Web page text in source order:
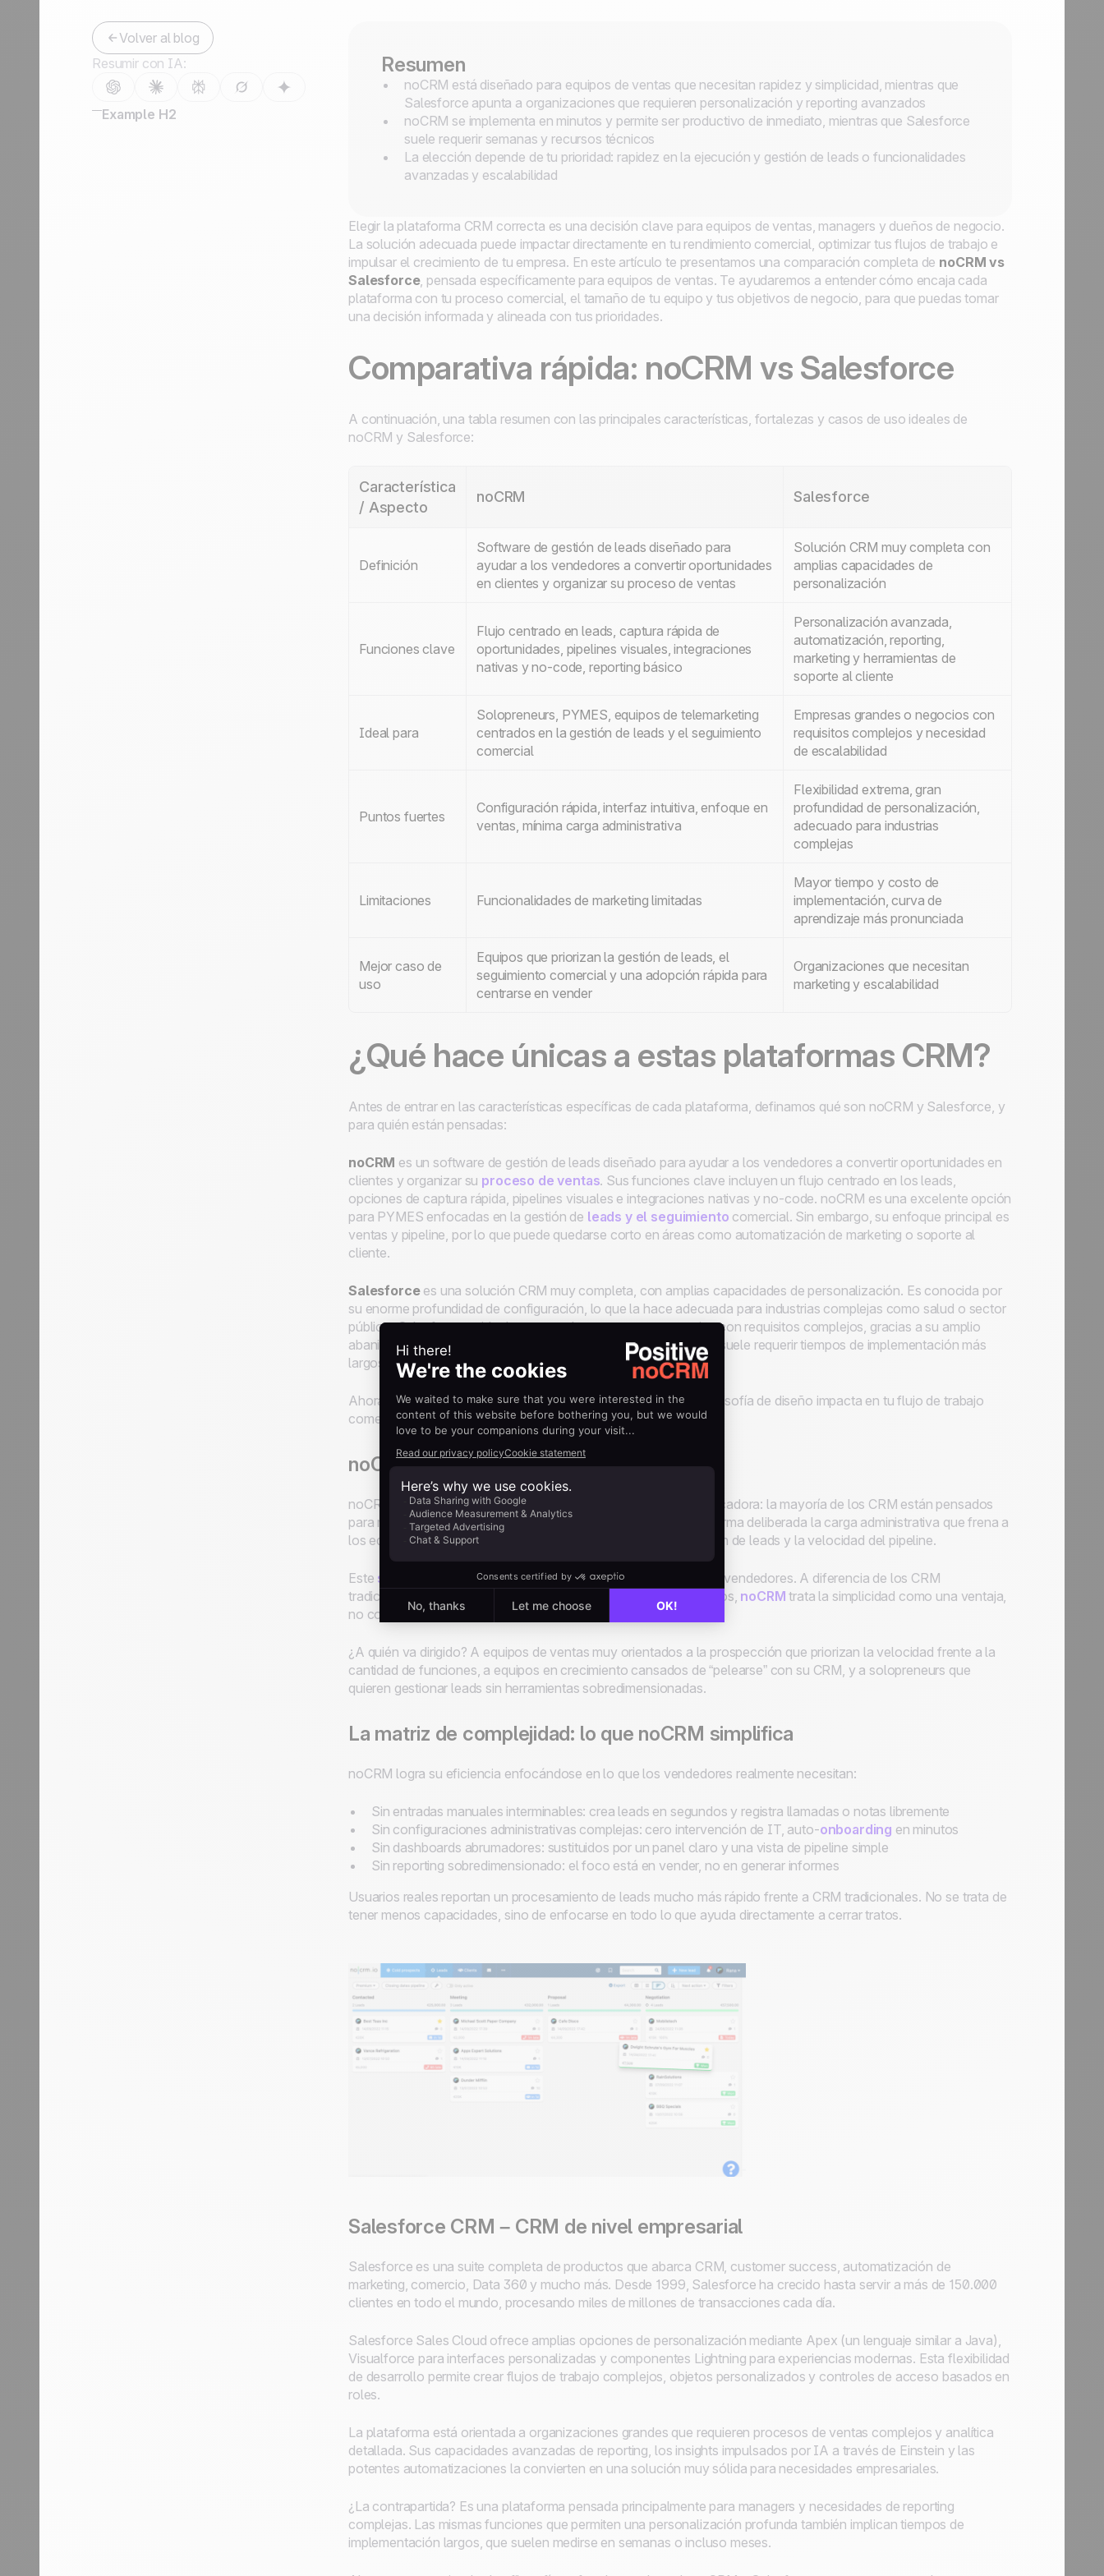
Hazte partner
Volver al blog
Resumir con IA:
Example H2
Resumen
noCRM está diseñado para equipos de ventas que necesitan rapidez y simplicidad, mientras que
Salesforce apunta a organizaciones que requieren personalización y reporting avanzados
noCRM se implementa en minutos y permite ser productivo de inmediato, mientras que Salesforce
suele requerir semanas y recursos técnicos
La elección depende de tu prioridad: rapidez en la ejecución y gestión de leads o funcionalidades
avanzadas y escalabilidad
Elegir la plataforma CRM correcta es una decisión clave para equipos de ventas, managers y dueños de negocio.
La solución adecuada puede impactar directamente en tu rendimiento comercial, optimizar tus flujos de trabajo e
impulsar el crecimiento de tu empresa. En este artículo te presentamos una comparación completa de noCRM vs
Salesforce, pensada específicamente para equipos de ventas. Te ayudaremos a entender cómo encaja cada
plataforma con tu proceso comercial, el tamaño de tu equipo y tus objetivos de negocio, para que puedas tomar
una decisión informada y alineada con tus prioridades.
Comparativa rápida: noCRM vs Salesforce
A continuación, una tabla resumen con las principales características, fortalezas y casos de uso ideales de
noCRM y Salesforce:
Característica
/ Aspecto
noCRM Salesforce
Definición
Software de gestión de leads diseñado para
ayudar a los vendedores a convertir oportunidades
en clientes y organizar su proceso de ventas
Solución CRM muy completa con
amplias capacidades de
personalización
Funciones clave
Flujo centrado en leads, captura rápida de
oportunidades, pipelines visuales, integraciones
nativas y no-code, reporting básico
Personalización avanzada,
automatización, reporting,
marketing y herramientas de
soporte al cliente
Ideal para
Solopreneurs, PYMES, equipos de telemarketing
centrados en la gestión de leads y el seguimiento
comercial
Empresas grandes o negocios con
requisitos complejos y necesidad
de escalabilidad
Puntos fuertes
Configuración rápida, interfaz intuitiva, enfoque en
ventas, mínima carga administrativa
Flexibilidad extrema, gran
profundidad de personalización,
adecuado para industrias
complejas
Limitaciones Funcionalidades de marketing limitadas
Mayor tiempo y costo de
implementación, curva de
aprendizaje más pronunciada
Mejor caso de
uso
Equipos que priorizan la gestión de leads, el
seguimiento comercial y una adopción rápida para
centrarse en vender
Organizaciones que necesitan
marketing y escalabilidad
¿Qué hace únicas a estas plataformas CRM?
Antes de entrar en las características específicas de cada plataforma, definamos qué son noCRM y Salesforce, y
para quién están pensadas:
noCRM es un software de gestión de leads diseñado para ayudar a los vendedores a convertir oportunidades en
clientes y organizar su proceso de ventas. Sus funciones clave incluyen un flujo centrado en los leads,
opciones de captura rápida, pipelines visuales e integraciones nativas y no-code. noCRM es una excelente opción
para PYMES enfocadas en la gestión de leads y el seguimiento comercial. Sin embargo, su enfoque principal es
ventas y pipeline, por lo que puede quedarse corto en áreas como automatización de marketing o soporte al
cliente.
Salesforcees una solución CRM muy completa, con amplias capacidades de personalización. Es conocida por
su enorme profundidad de configuración, lo que la hace adecuada para industrias complejas como salud o sector
público. Salesforce es ideal para grandes empresas o negocios con requisitos complejos, gracias a su amplio
abanico de funcionalidades. Eso sí, la plataforma es compleja y suele requerir tiempos de implementación más
largos, normalmente medidos en semanas o incluso meses.
Ahora, veamos qué hace única a cada plataforma y cómo su filosofía de diseño impacta en tu flujo de trabajo
comercial.
noCRM – El enfoque Anti-CRM
noCRM nació alrededor de 2014 con una filosofía clara y provocadora: la mayoría de los CRM están pensados
para managers, no para vendedores. La plataforma elimina de forma deliberada la carga administrativa que frena a
los equipos comerciales y se centra exclusivamente en la gestión de leads y la velocidad del pipeline.
Este software de gestión de leads está diseñado primero para vendedores. A diferencia de los CRM
tradicionales, que exigen mucha carga de datos y flujos complejos, noCRM trata la simplicidad como una ventaja,
no como una limitación.
¿A quién va dirigido? A equipos de ventas muy orientados a la prospección que priorizan la velocidad frente a la
cantidad de funciones, a equipos en crecimiento cansados de “pelearse” con su CRM, y a solopreneurs que
quieren gestionar leads sin herramientas sobredimensionadas.
La matriz de complejidad: lo que noCRM simplifica
noCRM logra su eficiencia enfocándose en lo que los vendedores realmente necesitan:
Sin entradas manuales interminables: crea leads en segundos y registra llamadas o notas libremente
Sin configuraciones administrativas complejas: cero intervención de IT, auto-onboarding en minutos
Sin dashboards abrumadores: sustituidos por un panel claro y una vista de pipeline simple
Sin reporting sobredimensionado: el foco está en vender, no en generar informes
Usuarios reales reportan un procesamiento de leads mucho más rápido frente a CRM tradicionales. No se trata de
tener menos capacidades, sino de enfocarse en todo lo que ayuda directamente a cerrar tratos.
Salesforce CRM – CRM de nivel empresarial
Salesforce es una suite completa de productos que abarca CRM, customer success, automatización de
marketing, comercio, Data 360 y mucho más. Desde 1999, Salesforce ha crecido hasta servir a más de 150.000
clientes en todo el mundo, procesando miles de millones de transacciones cada día.
Salesforce Sales Cloud ofrece amplias opciones de personalización mediante Apex (un lenguaje similar a Java),
Visualforce para interfaces personalizadas y componentes Lightning para experiencias modernas. Esta flexibilidad
de desarrollo permite crear flujos de trabajo complejos, objetos personalizados y controles de acceso basados en
roles.
La plataforma está orientada a organizaciones grandes que requieren procesos de ventas complejos y analítica
detallada. Sus capacidades avanzadas de reporting, los insights impulsados por IA a través de Einstein y las
potentes automatizaciones la convierten en una solución muy sólida para necesidades empresariales.
¿La contrapartida? Es una plataforma pensada principalmente para managers y necesidades de reporting
complejas. Las mismas funciones que permiten una personalización profunda también implican tiempos de
implementación largos, que suelen medirse en semanas o incluso meses.